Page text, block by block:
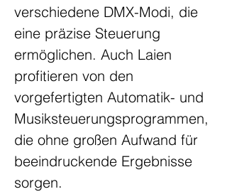
verschiedene DMX-Modi, die
eine präzise Steuerung
ermöglichen. Auch Laien
profitieren von den
vorgefertigten Automatik- und
Musiksteuerungsprogrammen,
die ohne großen Aufwand für
beeindruckende Ergebnisse
sorgen.